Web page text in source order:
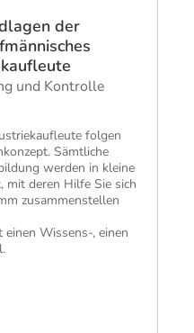
der
und Kontrolle
folgen
Sämtliche
werden in kleine
mit deren Hilfe Sie sich
zusammenstellen
einen Wissens-, einen